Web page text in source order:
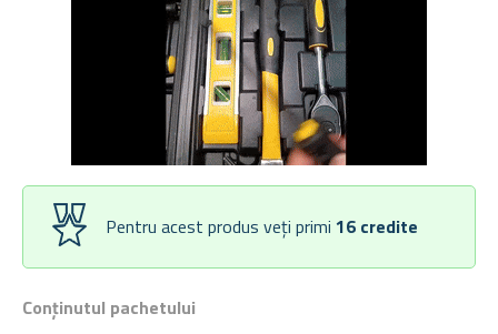
Conținutul pachetului
Pentru acest produs veți primi 16 credite